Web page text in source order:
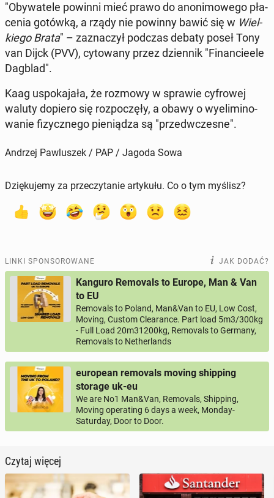
"Oby­wa­te­le powinni mieć prawo do ano­ni­mo­we­go pła­
ce­nia gotówką, a rządy nie powinny bawić się w Wiel­
kie­go Brata" – za­zna­czył podczas debaty poseł Tony
van Dijck (PVV), cy­to­wa­ny przez dzien­nik "Fi­nan­cie­ele
Dagblad".
Kaag uspo­ka­ja­ła, że rozmowy w sprawie cy­fro­wej
waluty dopiero się roz­po­czę­ły, a obawy o wy­eli­mi­no­
wa­nie fi­zycz­ne­go pie­nią­dza są "przed­wcze­sne".
Andrzej Pawluszek / PAP / Jagoda Sowa
Dziękujemy za przeczytanie artykułu. Co o tym myślisz?
LINKI SPONSOROWANE JAK DODAĆ?
Kanguro Removals to Europe, Man & Van
to EU
Removals to Poland, Man&Van to EU, Low Cost,
Moving, Custom Clearance. Part load 5m3/300kg
- Full Load 20m31200kg, Removals to Germany,
Removals to Netherlands
european removals moving shipping
storage uk-eu
We are No1 Man&Van, Removals, Shipping,
Moving operating 6 days a week, Monday-
Saturday, Door to Door.
Czytaj więcej